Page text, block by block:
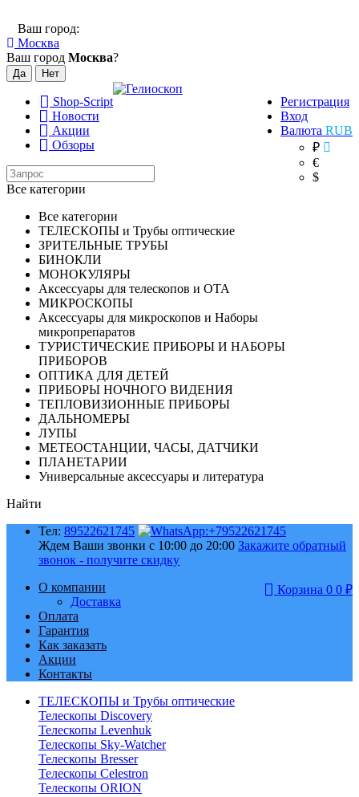
Ваш город:
Москва
Ваш город Москва?
Shop-Script
Новости
Акции
Обзоры
Регистрация
Вход
Валюта RUB
₽
€
$
Все категории
Все категории
ТЕЛЕСКОПЫ и Трубы оптические
ЗРИТЕЛЬНЫЕ ТРУБЫ
БИНОКЛИ
МОНОКУЛЯРЫ
Аксессуары для телескопов и ОТА
МИКРОСКОПЫ
Аксессуары для микроскопов и Наборы
микропрепаратов
ТУРИСТИЧЕСКИЕ ПРИБОРЫ И НАБОРЫ
ПРИБОРОВ
ОПТИКА ДЛЯ ДЕТЕЙ
ПРИБОРЫ НОЧНОГО ВИДЕНИЯ
ТЕПЛОВИЗИОННЫЕ ПРИБОРЫ
ДАЛЬНОМЕРЫ
ЛУПЫ
МЕТЕОСТАНЦИИ, ЧАСЫ, ДАТЧИКИ
ПЛАНЕТАРИИ
Универсальные аксессуары и литература
Найти
Тел: 89522621745
Ждем Ваши звонки с 10:00 до 20:00 Закажите обратный
звонок - получите скидку
Корзина 0 0 ₽
О компании
Доставка
Оплата
Гарантия
Как заказать
Акции
Контакты
ТЕЛЕСКОПЫ и Трубы оптические
Телескопы Discovery
Телескопы Levenhuk
Телескопы Sky-Watcher
Телескопы Bresser
Телескопы Celestron
Телескопы ORION